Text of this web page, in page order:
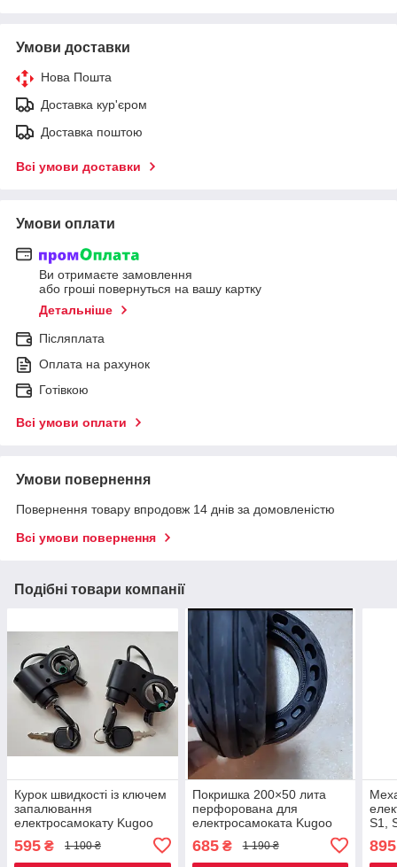
Умови доставки
Нова Пошта
Доставка кур'єром
Доставка поштою
Всі умови доставки
Умови оплати
Ви отримаєте замовлення
або гроші повернуться на вашу картку
Детальніше
Післяплата
Оплата на рахунок
Готівкою
Всі умови оплати
Умови повернення
Повернення товару впродовж 14 днів за домовленістю
Всі умови повернення
Подібні товари компанії
Курок швидкості із ключем
запалювання
електросамокату Kugoo
Kirin G2 PRO/g2 master/g2
max
595 ₴ 1 100 ₴
Покришка 200×50 лита
перфорована для
електросамоката Kugoo
685₴ 1 190 ₴
S1,
895